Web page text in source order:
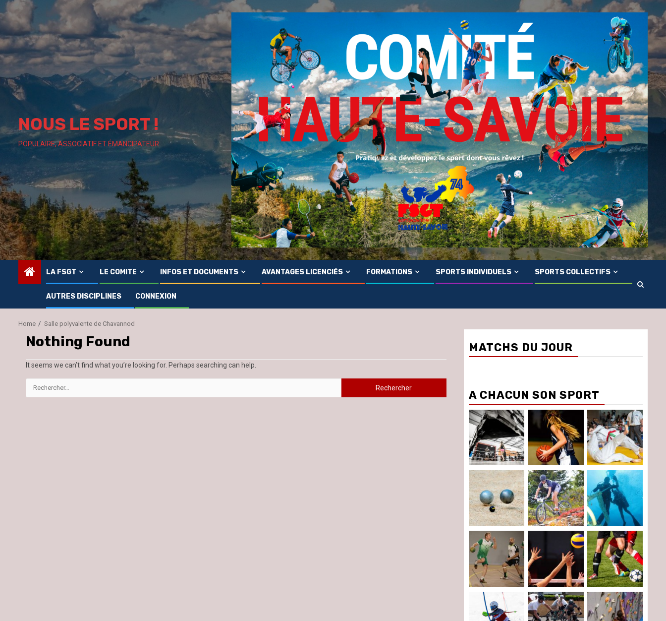
Skip
to
content
NOUS LE SPORT !
POPULAIRE, ASSOCIATIF ET ÉMANCIPATEUR
LA FSGT LE COMITE INFOS ET DOCUMENTS AVANTAGES LICENCIÉS FORMATIONS SPORTS INDIVIDUELS SPORTS COLLECTIFS
AUTRES DISCIPLINES CONNEXION
Home Salle polyvalente de Chavannod
Nothing Found
It seems we can’t find what you’re looking for. Perhaps searching can help.
MATCHS DU JOUR
A CHACUN SON SPORT